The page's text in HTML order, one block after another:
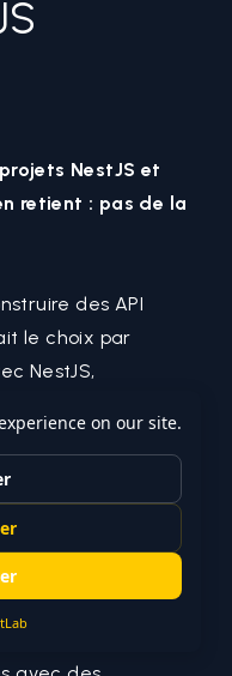
NestJS et
retient : pas de la
des API
le choix par
NestJS,
approche
first, type-
promettait de
pour voir. Voici
vs schema